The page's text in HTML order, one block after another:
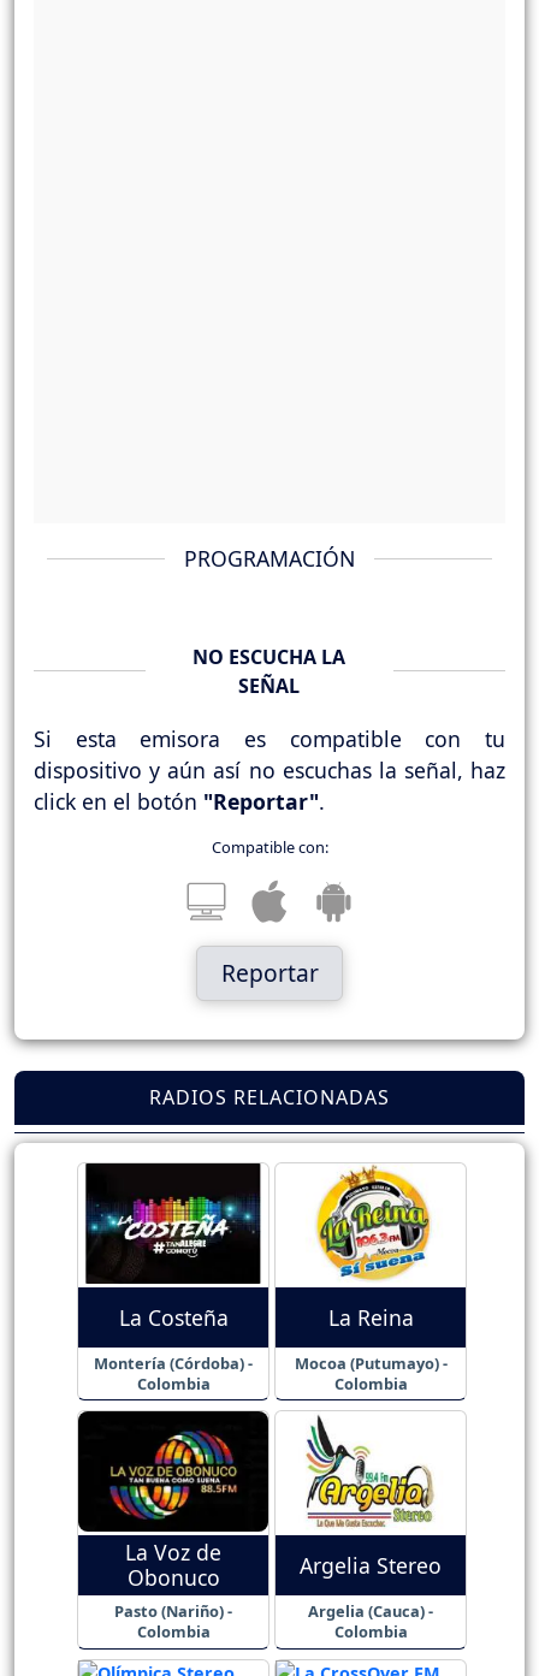
PROGRAMACIÓN
NO ESCUCHA LA
SEÑAL
Si esta emisora es compatible con tu
dispositivo y aún así no escuchas la señal, haz
click en el botón "Reportar".
Compatible con:
Reportar
RADIOS RELACIONADAS
La Costeña
Montería (Córdoba) -
Colombia
La Reina
Mocoa (Putumayo) -
Colombia
La Voz de
Obonuco
Pasto (Nariño) -
Colombia
Argelia Stereo
Argelia (Cauca) -
Colombia